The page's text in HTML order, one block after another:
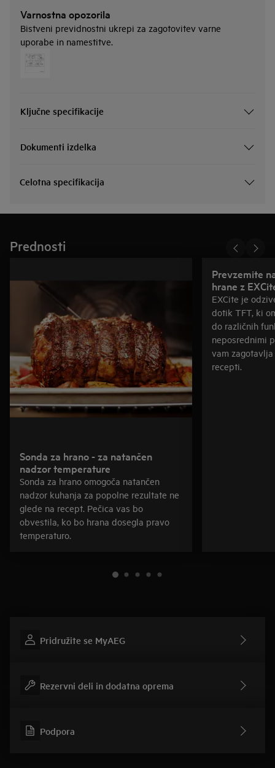
Varnostna opozorila
Bistveni previdnostni ukrepi za zagotovitev varne
uporabe in namestitve.
Ključne specifikacije
Dokumenti izdelka
Celotna specifikacija
Prednosti
Sonda za hrano - za natančen
nadzor temperature
Sonda za hrano omogoča natančen
nadzor kuhanja za popolne rezultate ne
glede na recept. Pečica vas bo
obvestila, ko bo hrana dosegla pravo
temperaturo.
Prevzemite
hrane z
EXCite je
dotik TFT, ki
do različnih
neposrednimi
vam
recepti.
Pridružite se MyAEG
Rezervni deli in dodatna oprema
Podpora